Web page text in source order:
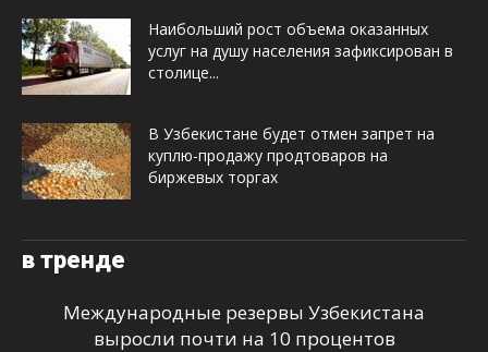
Наибольший рост объема оказанных
услуг на душу населения зафиксирован в
столице...
В Узбекистане будет отмен запрет на
куплю-продажу продтоваров на
биржевых торгах
в тренде
Международные резервы Узбекистана
выросли почти на 10 процентов